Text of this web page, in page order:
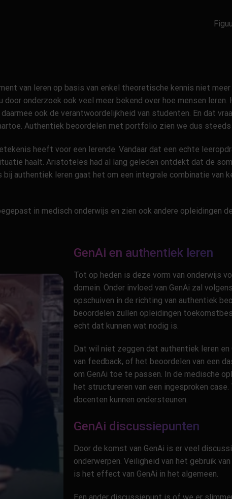
van leren op basis van enkel theoretische kennis niet
onderzoek ook veel meer bekend over hoe mensen
ook de verantwoordelijkheid van studenten. En dat
Authentiek beoordelen met portfolio zien we dus steeds
heeft voor een lerende. Vandaar dat een echte
haalt. Aristoteles had al lang geleden ontdekt dat de
authentiek leren gaat het om een integrale combinatie van
in medisch onderwijs en zien ook andere opleidingen
GenAi en authentiek leren
Tot op heden is deze vorm van onderwijs
domein. Onder invloed van GenAi zal
opschuiven in de richting van authentiek
beoordelen zullen opleidingen
echt dat kunnen wat nodig is.
Dat wil niet zeggen dat authentiek leren en
van feedback, of het beoordelen van een
om GenAi toe te passen. In de medische
het structureren van een ingesproken
docenten kunnen ondersteunen.
GenAi discussiepunten
Door de komst van GenAi is er veel
onderwerpen. Veiligheid van het gebruik
is het effect van GenAi in het algemeen.